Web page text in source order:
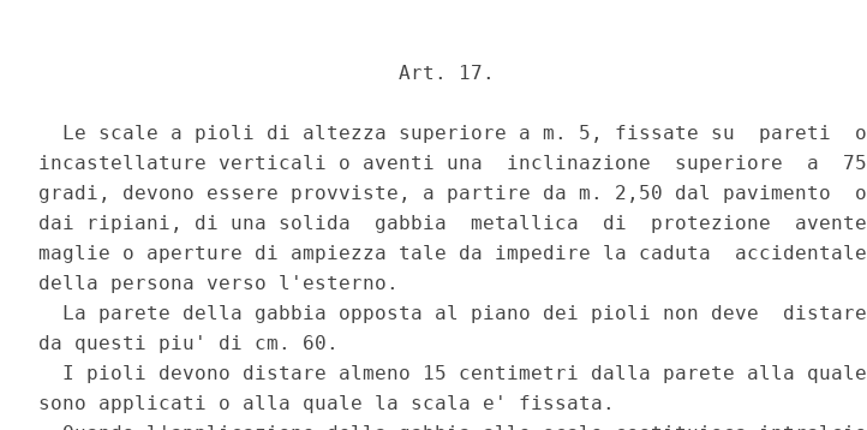
                              Art. 17.
  Le scale a pioli di altezza superiore a m. 5, fissate su  pareti  o
incastellature verticali o aventi una  inclinazione  superiore  a  75
gradi, devono essere provviste, a partire da m. 2,50 dal pavimento  o
dai ripiani, di una solida  gabbia  metallica  di  protezione  avente
maglie o aperture di ampiezza tale da impedire la caduta  accidentale
della persona verso l'esterno.
  La parete della gabbia opposta al piano dei pioli non deve  distare
da questi piu' di cm. 60.
  I pioli devono distare almeno 15 centimetri dalla parete alla quale
sono applicati o alla quale la scala e' fissata.